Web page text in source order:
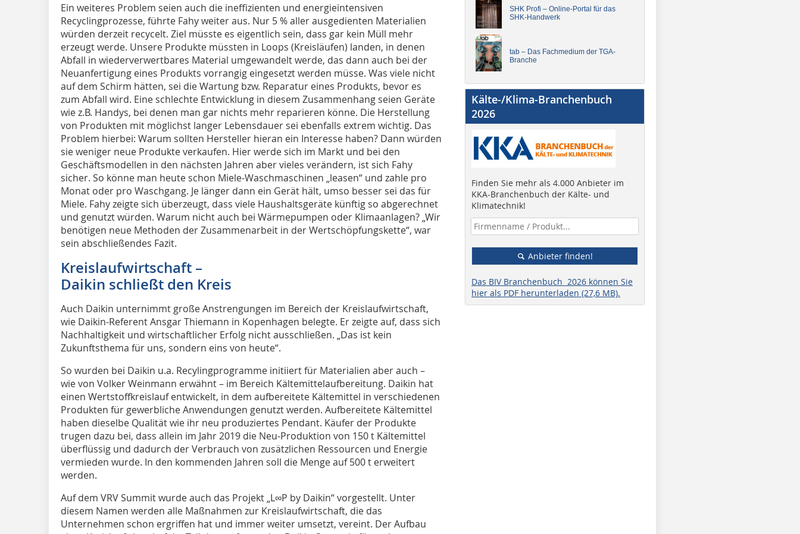
Ein weiteres Problem seien auch die ineffizienten und energieintensiven
Recyclingprozesse, führte Fahy weiter aus. Nur 5 % aller ausgedienten Materialien
würden derzeit recycelt. Ziel müsste es eigentlich sein, dass gar kein Müll mehr
erzeugt werde. Unsere Produkte müssten in Loops (Kreisläufen) landen, in denen
Abfall in wiederverwertbares Material umgewandelt werde, das dann auch bei der
Neuanfertigung eines Produkts vorrangig eingesetzt werden müsse. Was viele nicht
auf dem Schirm hätten, sei die Wartung bzw. Reparatur eines Produkts, bevor es
zum Abfall wird. Eine schlechte Entwicklung in diesem Zusammenhang seien Geräte
wie z.B. Handys, bei denen man gar nichts mehr reparieren könne. Die Herstellung
von Produkten mit möglichst langer Lebensdauer sei ebenfalls extrem wichtig. Das
Problem hierbei: Warum sollten Hersteller hieran ein Interesse haben? Dann würden
sie weniger neue Produkte verkaufen. Hier werde sich im Markt und bei den
Geschäftsmodellen in den nächsten Jahren aber vieles verändern, ist sich Fahy
sicher. So könne man heute schon Miele-Waschmaschinen „leasen“ und zahle pro
Monat oder pro Waschgang. Je länger dann ein Gerät hält, umso besser sei das für
Miele. Fahy zeigte sich überzeugt, dass viele Haushaltsgeräte künftig so abgerechnet
und genutzt würden. Warum nicht auch bei Wärmepumpen oder Klimaanlagen? „Wir
benötigen neue Methoden der Zusammenarbeit in der Wertschöpfungskette“, war
sein abschließendes Fazit.
Kreislaufwirtschaft –
Daikin schließt den Kreis
Auch Daikin unternimmt große Anstrengungen im Bereich der Kreislaufwirtschaft,
wie Daikin-Referent Ansgar Thiemann in Kopenhagen belegte. Er zeigte auf, dass sich
Nachhaltigkeit und wirtschaftlicher Erfolg nicht ausschließen. „Das ist kein
Zukunftsthema für uns, sondern eins von heute“.
So wurden bei Daikin u.a. Recylingprogramme initiiert für Materialien aber auch –
wie von Volker Weinmann erwähnt – im Bereich Kältemittelaufbereitung. Daikin hat
einen Wertstoffkreislauf entwickelt, in dem aufbereitete Kältemittel in verschiedenen
Produkten für gewerbliche Anwendungen genutzt werden. Aufbereitete Kältemittel
haben dieselbe Qualität wie ihr neu produziertes Pendant. Käufer der Produkte
trugen dazu bei, dass allein im Jahr 2019 die Neu-Produktion von 150 t Kältemittel
überflüssig und dadurch der Verbrauch von zusätzlichen Ressourcen und Energie
vermieden wurde. In den kommenden Jahren soll die Menge auf 500 t erweitert
werden.
Auf dem VRV Summit wurde auch das Projekt „L∞P by Daikin“ vorgestellt. Unter
diesem Namen werden alle Maßnahmen zur Kreislaufwirtschaft, die das
Unternehmen schon ergriffen hat und immer weiter umsetzt, vereint. Der Aufbau
SHK Profi – Online-Portal für das
SHK-Handwerk
tab – Das Fachmedium der TGA-
Branche
Kälte-/Klima-Branchenbuch
2026
Finden Sie mehr als 4.000 Anbieter im
KKA-Branchenbuch der Kälte- und
Klimatechnik!
Anbieter finden!
Das BIV Branchenbuch 2026 können Sie
hier als PDF herunterladen (27,6 MB).